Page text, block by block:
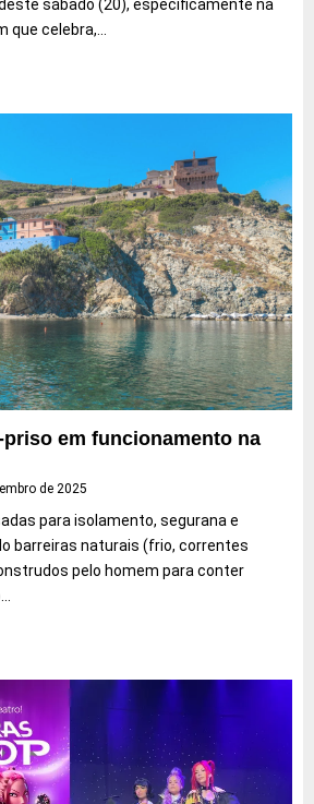
sábado (20), especificamente na
celebra,...
em funcionamento na
de 2025
para isolamento, segurana e
barreiras naturais (frio, correntes
pelo homem para conter